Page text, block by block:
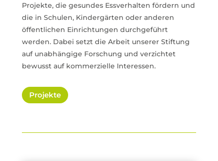
Projekte, die gesundes Essverhalten fördern und
die in Schulen, Kindergärten oder anderen
öffentlichen Einrichtungen durchgeführt
werden. Dabei setzt die Arbeit unserer Stiftung
auf unabhängige Forschung und verzichtet
bewusst auf kommerzielle Interessen.
Projekte